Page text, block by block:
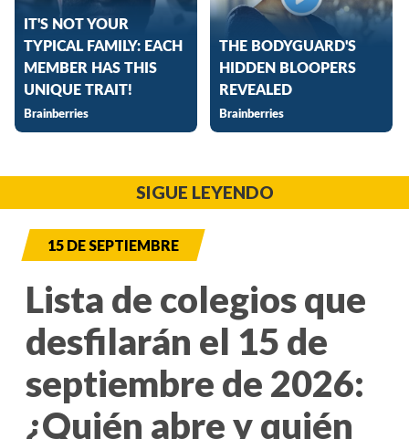
SIGUE LEYENDO
15 DE SEPTIEMBRE
Lista de colegios que
desfilarán el 15 de
septiembre de 2026:
¿Quién abre y quién